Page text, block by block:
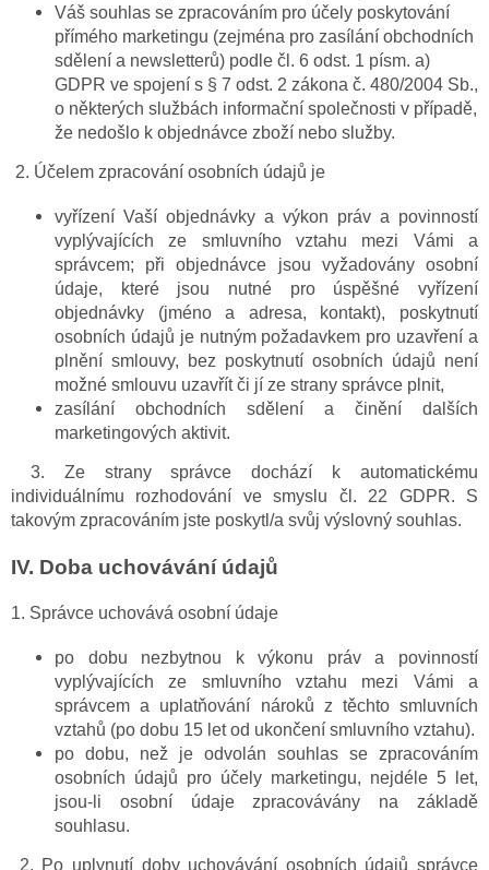
Váš souhlas se zpracováním pro účely poskytování
přímého marketingu (zejména pro zasílání obchodních
sdělení a newsletterů) podle čl. 6 odst. 1 písm. a)
GDPR ve spojení s § 7 odst. 2 zákona č. 480/2004 Sb.,
o některých službách informační společnosti v případě,
že nedošlo k objednávce zboží nebo služby.
2. Účelem zpracování osobních údajů je
vyřízení Vaší objednávky a výkon práv a povinností
vyplývajících ze smluvního vztahu mezi Vámi a
správcem; při objednávce jsou vyžadovány osobní
údaje, které jsou nutné pro úspěšné vyřízení
objednávky (jméno a adresa, kontakt), poskytnutí
osobních údajů je nutným požadavkem pro uzavření a
plnění smlouvy, bez poskytnutí osobních údajů není
možné smlouvu uzavřít či jí ze strany správce plnit,
zasílání obchodních sdělení a činění dalších
marketingových aktivit.
3. Ze strany správce dochází k automatickému
individuálnímu rozhodování ve smyslu čl. 22 GDPR. S
takovým zpracováním jste poskytl/a svůj výslovný souhlas.
IV. Doba uchovávání údajů
1. Správce uchovává osobní údaje
po dobu nezbytnou k výkonu práv a povinností
vyplývajících ze smluvního vztahu mezi Vámi a
správcem a uplatňování nároků z těchto smluvních
vztahů (po dobu 15 let od ukončení smluvního vztahu).
po dobu, než je odvolán souhlas se zpracováním
osobních údajů pro účely marketingu, nejdéle 5 let,
jsou-li osobní údaje zpracovávány na základě
souhlasu.
2. Po uplynutí doby uchovávání osobních údajů správce